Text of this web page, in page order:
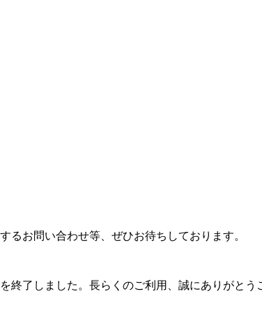
るお問い合わせ等、ぜひお待ちしております。
了しました。長らくのご利用、誠にありがとう